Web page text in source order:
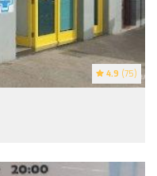
4.9 (75)